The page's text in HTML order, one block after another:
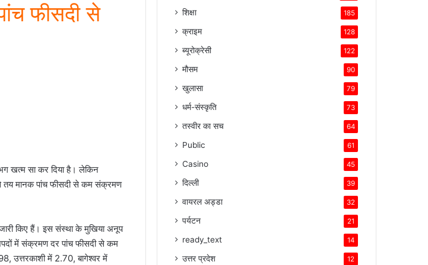
फीसदी से
खत्म सा कर दिया है। लेकिन
तय मानक पांच फीसदी से कम संक्रमण
किए हैं। इस संस्था के मुखिया अनूप
में संक्रमण दर पांच फीसदी से कम
उत्तरकाशी में 2.70, बागेश्वर में
शिक्षा 185
क्राइम 128
ब्यूरोक्रेसी 122
मौसम 90
खुलासा 79
धर्म-संस्कृति 73
तस्वीर का सच 64
Public 61
Casino 45
दिल्ली 39
वायरल अड्डा 32
पर्यटन 21
ready_text 14
उत्तर प्रदेश 12